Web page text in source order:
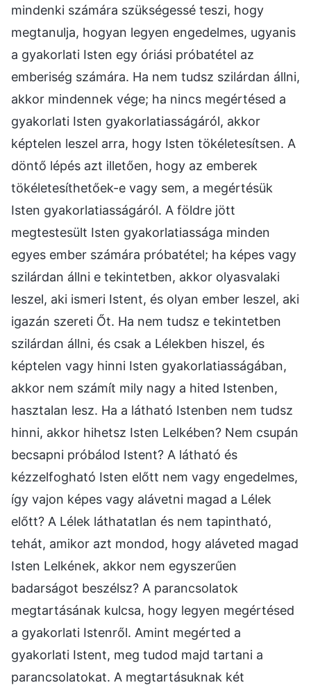
mindenki számára szükségessé teszi, hogy
megtanulja, hogyan legyen engedelmes, ugyanis
a gyakorlati Isten egy óriási próbatétel az
emberiség számára. Ha nem tudsz szilárdan állni,
akkor mindennek vége; ha nincs megértésed a
gyakorlati Isten gyakorlatiasságáról, akkor
képtelen leszel arra, hogy Isten tökéletesítsen. A
döntő lépés azt illetően, hogy az emberek
tökéletesíthetőek-e vagy sem, a megértésük
Isten gyakorlatiasságáról. A földre jött
megtestesült Isten gyakorlatiassága minden
egyes ember számára próbatétel; ha képes vagy
szilárdan állni e tekintetben, akkor olyasvalaki
leszel, aki ismeri Istent, és olyan ember leszel, aki
igazán szereti Őt. Ha nem tudsz e tekintetben
szilárdan állni, és csak a Lélekben hiszel, és
képtelen vagy hinni Isten gyakorlatiasságában,
akkor nem számít mily nagy a hited Istenben,
hasztalan lesz. Ha a látható Istenben nem tudsz
hinni, akkor hihetsz Isten Lelkében? Nem csupán
becsapni próbálod Istent? A látható és
kézzelfogható Isten előtt nem vagy engedelmes,
így vajon képes vagy alávetni magad a Lélek
előtt? A Lélek láthatatlan és nem tapintható,
tehát, amikor azt mondod, hogy aláveted magad
Isten Lelkének, akkor nem egyszerűen
badarságot beszélsz? A parancsolatok
megtartásának kulcsa, hogy legyen megértésed
a gyakorlati Istenről. Amint megérted a
gyakorlati Istent, meg tudod majd tartani a
parancsolatokat. A megtartásuknak két